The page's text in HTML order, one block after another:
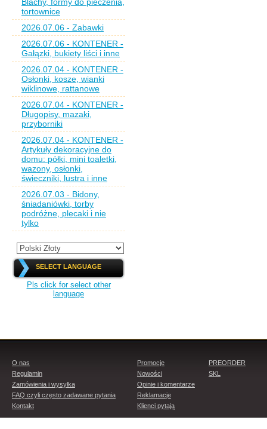
tortownice
2026.07.06 - Zabawki
2026.07.06 - KONTENER -
Gałązki, bukiety liści i inne
2026.07.04 - KONTENER -
Osłonki, kosze, wianki
wiklinowe, rattanowe
2026.07.04 - KONTENER -
Długopisy, mazaki,
przyborniki
2026.07.04 - KONTENER -
Artykuły dekoracyjne do
domu: półki, mini toaletki,
wazony, osłonki,
świeczniki, lustra i inne
2026.07.03 - Bidony,
śniadaniówki, torby
podróżne, plecaki i nie
tylko
SELECT LANGUAGE
Pls click for select other
language
O nas
Regulamin
Zamówienia i wysyłka
FAQ czyli często zadawane pytania
Kontakt
Promocje
Nowości
Opinie i komentarze
Reklamacje
Klienci pytają
PREORDER
SKL